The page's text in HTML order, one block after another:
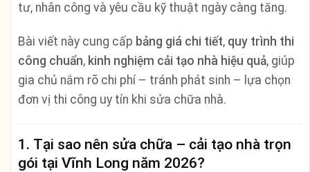
tư, nhân công và yêu cầu kỹ thuật ngày càng tăng.
Bài viết này cung cấp bảng giá chi tiết, quy trình thi
công chuẩn, kinh nghiệm cải tạo nhà hiệu quả, giúp
gia chủ nắm rõ chi phí – tránh phát sinh – lựa chọn
đơn vị thi công uy tín khi sửa chữa nhà.
1. Tại sao nên sửa chữa – cải tạo nhà trọn
gói tại Vĩnh Long năm 2026?